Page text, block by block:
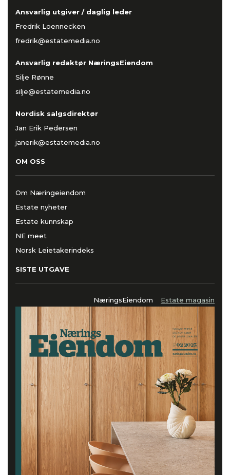
Ansvarlig utgiver / daglig leder
Fredrik Loennecken
fredrik@estatemedia.no
Ansvarlig redaktør NæringsEiendom
Silje Rønne
silje@estatemedia.no
Nordisk salgsdirektør
Jan Erik Pedersen
janerik@estatemedia.no
OM OSS
Om Næringeiendom
Estate nyheter
Estate kunnskap
NE meet
Norsk Leietakerindeks
SISTE UTGAVE
NæringsEiendom Estate magasin